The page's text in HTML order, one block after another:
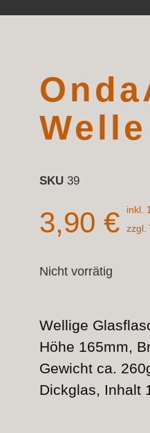
SKU 39
3,90 €
inkl.
zzgl.
Nicht vorrätig
Wellige
Höhe 165mm,
Gewicht ca.
Dickglas, Inhalt